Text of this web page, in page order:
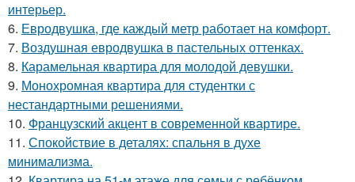
интерьер.
6. Евродвушка, где каждый метр работает на комфорт.
7. Воздушная евродвушка в пастельных оттенках.
8. Карамельная квартира для молодой девушки.
9. Монохромная квартира для студентки с
нестандартными решениями.
10. Французский акцент в современной квартире.
11. Спокойствие в деталях: спальня в духе
минимализма.